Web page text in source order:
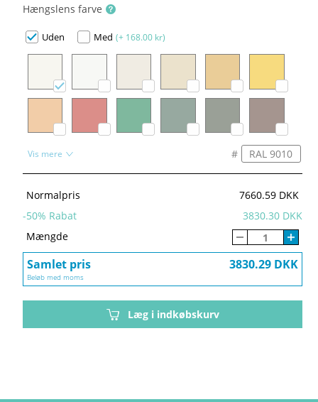
Hængslens farve
Uden Med (+ 168.00 kr)
Vis mere #
Normalpris
7660.59 DKK
-50% Rabat
3830.30 DKK
Mængde
Samlet pris 3830.29 DKK
Beløb med moms
Læg i indkøbskurv